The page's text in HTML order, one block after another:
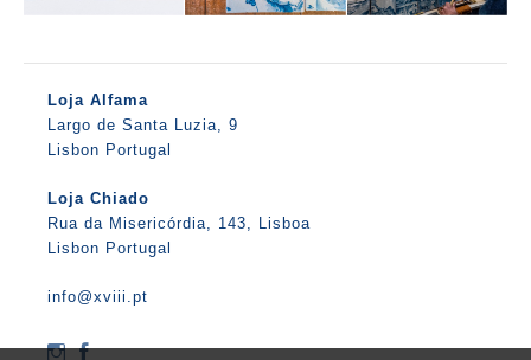
Loja Alfama
Largo de Santa Luzia, 9
Lisbon Portugal
Loja Chiado
Rua da Misericórdia, 143, Lisboa
Lisbon Portugal
info@xviii.pt